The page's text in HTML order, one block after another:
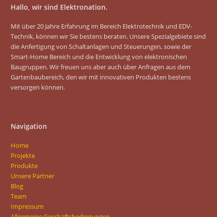
Hallo, wir sind Elektronation.
Mit über 20 Jahre Erfahrung im Bereich Elektrotechnik und EDV-
Technik, können wir Sie bestens beraten. Unsere Spezialgebiete sind
die Anfertigung von Schaltanlagen und Steuerungen, sowie der
Smart-Home Bereich und die Entwicklung von elektronischen
Baugruppen. Wir freuen uns aber auch über Anfragen aus dem
Gartenbaubereich, den wir mit innovativen Produkten bestens
versorgen können.
Navigation
Home
Projekte
Produkte
Unsere Partner
Blog
Team
Impressum